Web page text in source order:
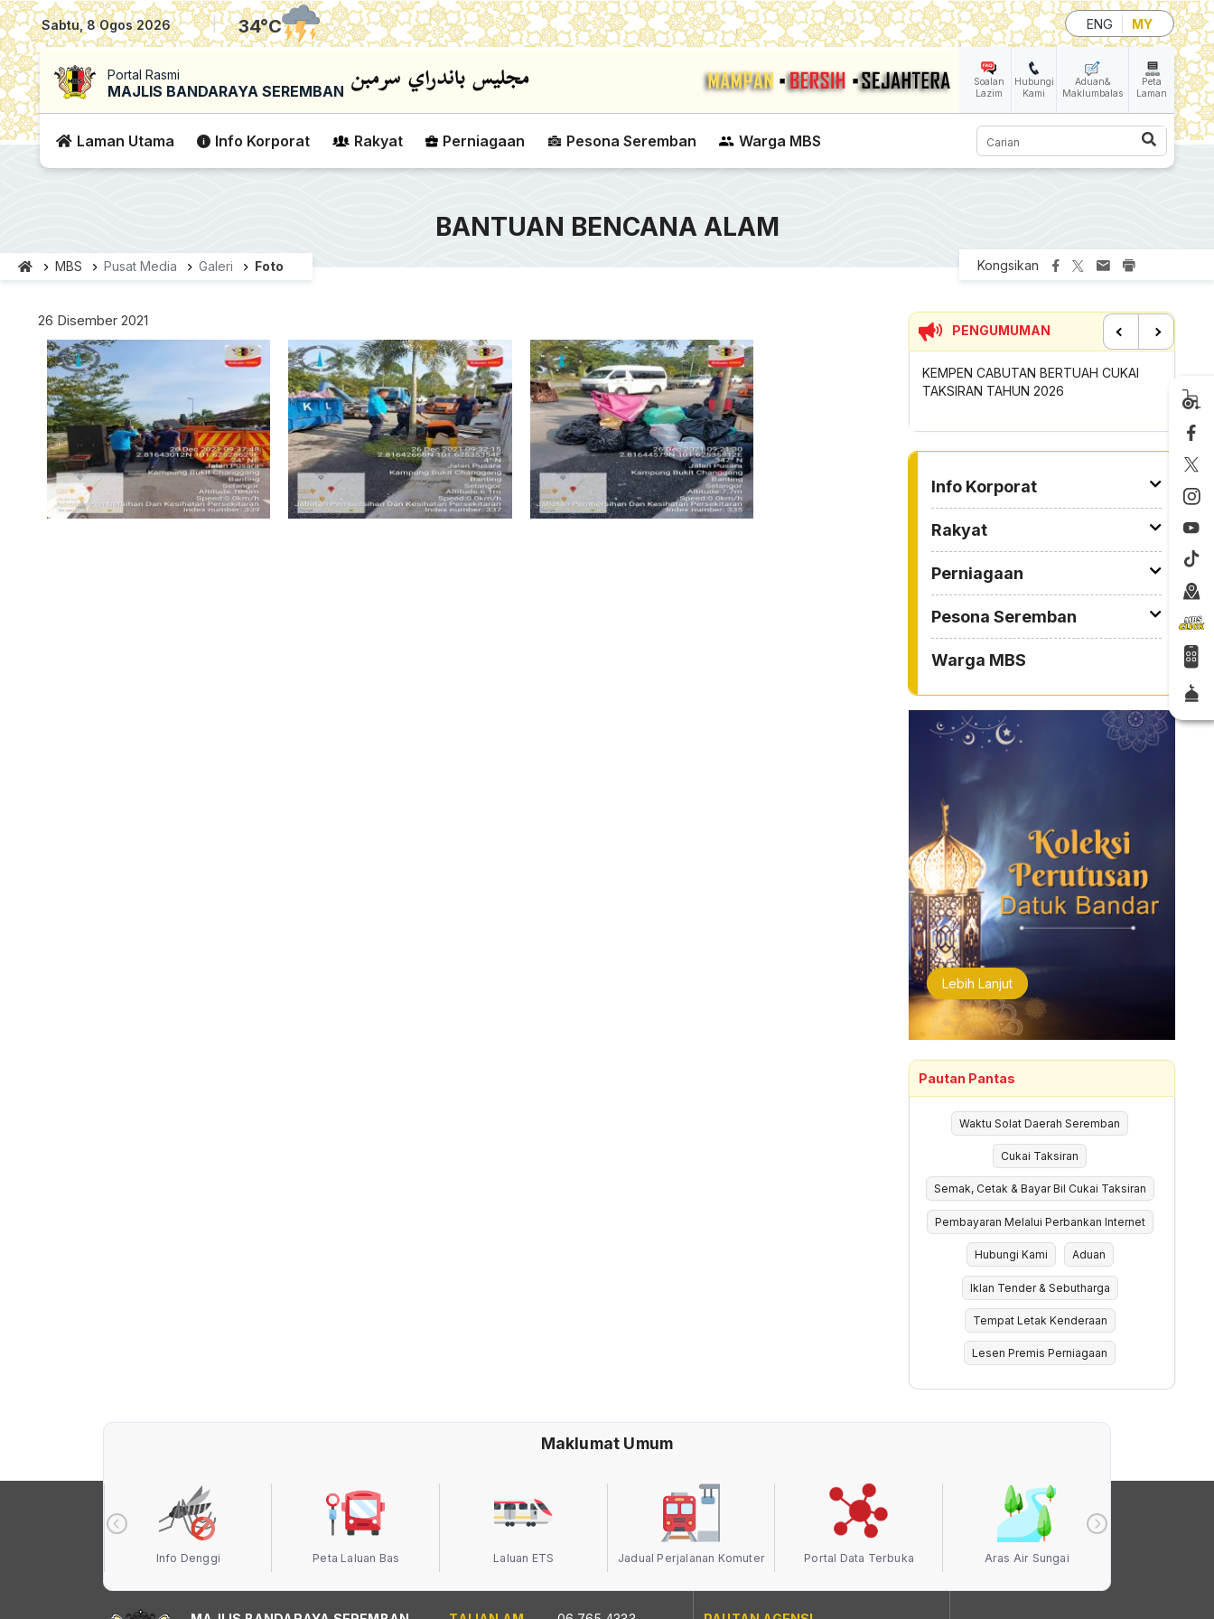
Skip to main content
Sabtu, 8 Ogos 2026 | 34°C ENG MY
Portal Rasmi
MAJLIS BANDARAYA SEREMBAN
Soalan
Lazim
Hubungi
Kami
Aduan&
Maklumbalas
Peta
Laman
Laman Utama Info Korporat Rakyat Perniagaan Pesona Seremban Warga MBS Carian
BANTUAN BENCANA ALAM
MBS Pusat Media Galeri Foto Kongsikan
26 Disember 2021
PENGUMUMAN
PERTANDINGAN BOLA JARING PIALA
DATUK BANDAR MAJLIS BANDARAYA
SEREMBAN
KEMPEN CABUTAN BERTUAH CUKAI
TAKSIRAN TAHUN 2026
Info Korporat
Rakyat
Perniagaan
Pesona Seremban
Warga MBS
Lebih Lanjut
Pautan Pantas
Waktu Solat Daerah Seremban
Cukai Taksiran
Semak, Cetak & Bayar Bil Cukai Taksiran
Pembayaran Melalui Perbankan Internet
Hubungi Kami Aduan
Iklan Tender & Sebutharga
Tempat Letak Kenderaan
Lesen Premis Perniagaan
Maklumat Umum
Info Denggi Peta Laluan Bas Laluan ETS Jadual Perjalanan Komuter Portal Data Terbuka Aras Air Sungai